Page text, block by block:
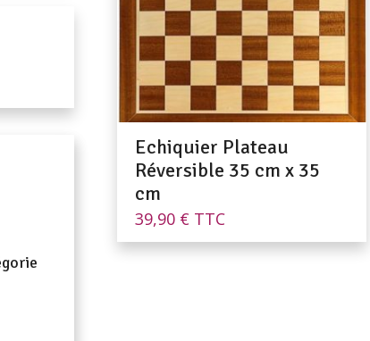
Echiquier Plateau
Réversible 35 cm x 35
cm
39,90 € TTC